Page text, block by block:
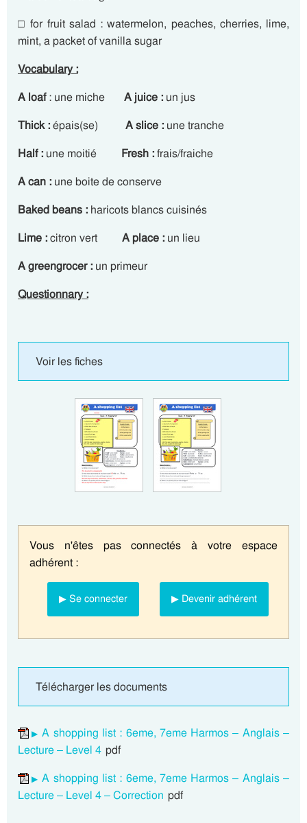
□ for fruit salad : watermelon, peaches, cherries, lime,
mint, a packet of vanilla sugar
Vocabulary :
A loaf: une miche A juice : un jus
Thick :épais(se) A slice : une tranche
Half : une moitié Fresh :frais/fraiche
A can : une boite de conserve
Baked beans : haricots blancs cuisinés
Lime :citron vert A place : un lieu
A greengrocer : un primeur
Questionnary :
Voir les fiches
Vous n'êtes pas connectés à votre espace
adhérent :
▶ Se connecter ▶ Devenir adhérent
Télécharger les documents
A shopping list : 6eme, 7eme Harmos – Anglais –
Lecture – Level 4 pdf
A shopping list : 6eme, 7eme Harmos – Anglais –
Lecture – Level 4 – Correction pdf